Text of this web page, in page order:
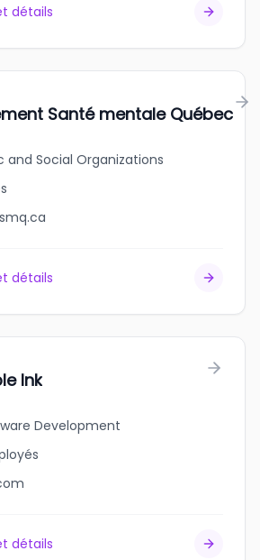
détails
Santé mentale Québec
and Social Organizations
détails
Ink
Development
détails